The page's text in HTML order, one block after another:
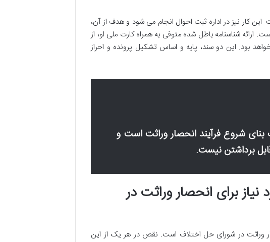
کار نیز در اداره ثبت احوال انجام می شود و هدف از آن،
ارائه شناسنامه باطل شده متوفی به همراه کارت ملی او، از
بود. این دو سند، پایه و اساس تشکیل پرونده و احراز
شروع فرآیند انحصار وراثت است و
برداشتن نیست.
برای انحصار وراثت در
وراثت در شورای حل اختلاف است. نقص در هر یک از این